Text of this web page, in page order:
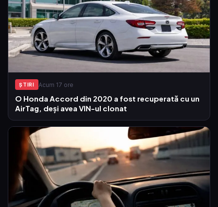
ŞTIRI Acum 17 ore
O Honda Accord din 2020 a fost recuperată cu un
AirTag, deși avea VIN-ul clonat